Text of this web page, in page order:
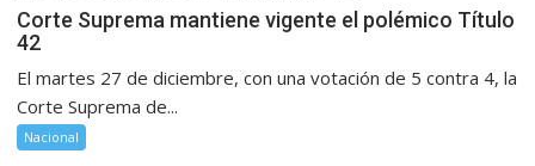
Corte Suprema mantiene vigente el polémico Título
42
El martes 27 de diciembre, con una votación de 5 contra 4, la
Corte Suprema de...
Nacional